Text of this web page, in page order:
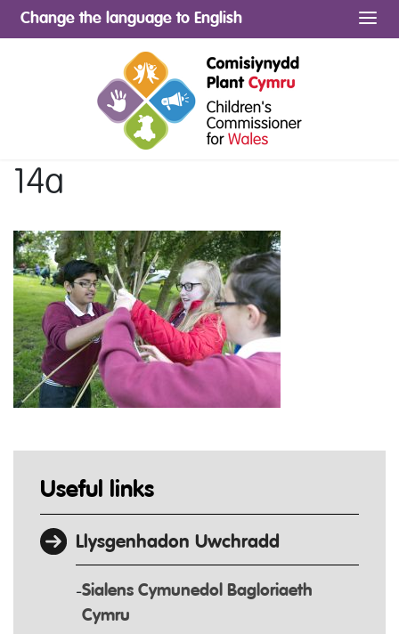
Change the language to English
14a
Useful links
Llysgenhadon Uwchradd
Sialens Cymunedol Bagloriaeth
Cymru